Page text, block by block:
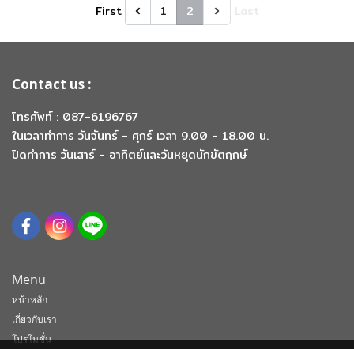
First 1 2
Contact us :
โทรศัพท์ : 087-6196767
ในเวลาทำการ วันจันทร์ - ศุกร์ เวลา 9.00 - 18.00 น.
ปิดทำการ วันเสาร์ - อาทิตย์และวันหยุดนักขัตฤกษ์
Menu
หน้าหลัก
เกี่ยวกับเรา
โปรโมชั่น